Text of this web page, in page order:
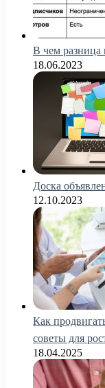
В чем
18.06.2023
Доска
12.10.2023
Как
советы для
18.04.2025